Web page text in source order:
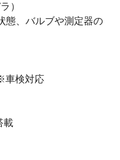
）
態、バルブや測定器の
車検対応
載